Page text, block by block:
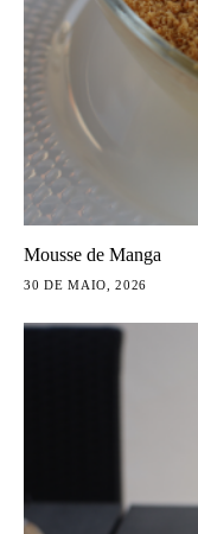
Mousse de Manga
30 DE MAIO, 2026